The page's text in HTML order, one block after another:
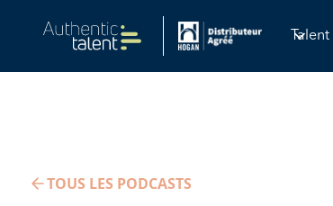
TOUS LES PODCASTS